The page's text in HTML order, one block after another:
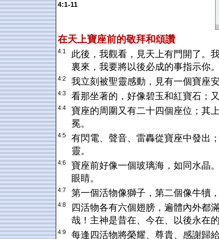
4:1-11
在天上寶座前的敬拜和頌讚
4:1
此後，我觀看，見天上有門開了。
裏來，我要將以後必成的事指示你
4:2 我立刻被聖靈感動，見有一個寶座
4:3 看那坐著的，好像碧玉和紅寶石；
4:4
寶座的周圍又有二十四個座位；其
冕。
4:5
有閃電、聲音、雷轟從寶座中發出
靈。
4:6
寶座前好像一個玻璃海，如同水晶
眼睛。
4:7 第一個活物像獅子，第二個像牛犢
4:8
四活物各有六個翅膀，遍體內外都
哉！主神是昔在、今在、以後永在
4:9 每逢四活物將榮耀、尊貴、感謝歸